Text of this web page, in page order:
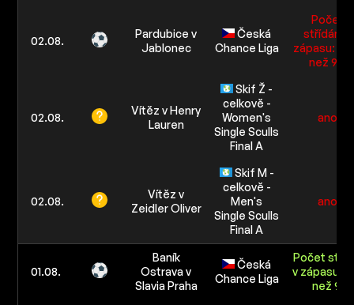
02.08.
Pardubice v
Jablonec
Česká
Chance Liga
Počet
střídání v
zápasu:
než 9.5
02.08.
Vítěz v Henry
Lauren
Skif Ž -
celkově -
Women's
Single Sculls
Final A
ano
02.08.
Vítěz v
Zeidler Oliver
Skif M -
celkově -
Men's
Single Sculls
Final A
ano
01.08.
Baník
Ostrava v
Slavia Praha
Česká
Chance Liga
Počet
v zápasu:
než 9.5